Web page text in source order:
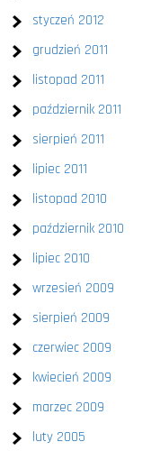
styczeń 2012
grudzień 2011
listopad 2011
październik 2011
sierpień 2011
lipiec 2011
listopad 2010
październik 2010
lipiec 2010
wrzesień 2009
sierpień 2009
czerwiec 2009
kwiecień 2009
marzec 2009
luty 2005